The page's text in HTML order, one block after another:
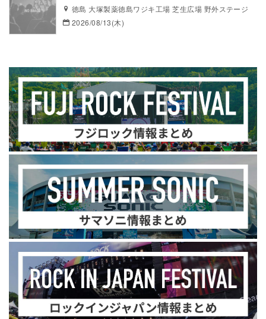
徳島 大塚製薬徳島ワジキ工場 芝生広場 野外ステージ
2026/08/13(木)